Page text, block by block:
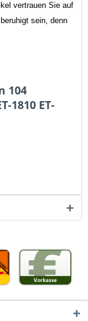
vertrauen Sie auf
sein, denn
104
1810 ET-